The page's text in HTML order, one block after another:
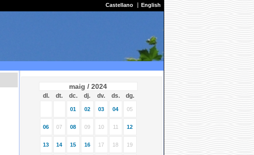
Castellano English
maig / 2024
dl. dt. dc. dj. dv. ds. dg.
01 02 03 04 05
06 07 08 09 10 11 12
13 14 15 16 17 18 19